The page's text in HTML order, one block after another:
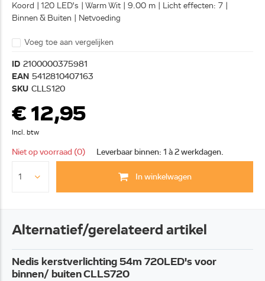
Koord | 120 LED's | Warm Wit | 9.00 m | Licht effecten: 7 |
Binnen & Buiten | Netvoeding
Voeg toe aan vergelijken
ID 2100000375981
EAN 5412810407163
SKU CLLS120
€ 12,95
Incl. btw
Niet op voorraad (0) Leverbaar binnen: 1 à 2 werkdagen.
In winkelwagen
Alternatief/gerelateerd artikel
Nedis kerstverlichting 54m 720LED's voor
binnen/ buiten CLLS720